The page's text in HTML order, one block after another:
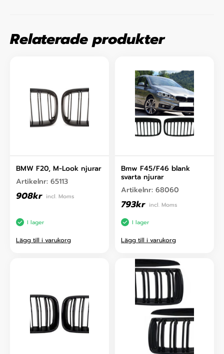
Relaterade produkter
BMW F20, M-Look njurar
Artikelnr: 65113
908kr incl. Moms
I lager
Lägg till i varukorg
Bmw F45/F46 blank
svarta njurar
Artikelnr: 68060
793kr incl. Moms
I lager
Lägg till i varukorg